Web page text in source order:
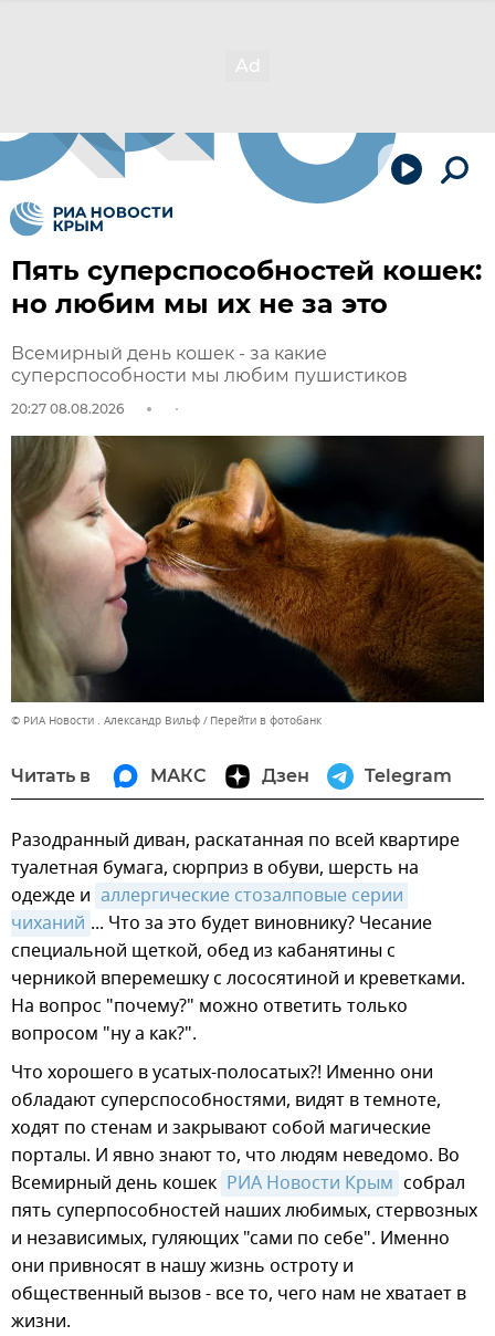
Пять суперспособностей кошек:
но любим мы их не за это
Всемирный день кошек - за какие
суперспособности мы любим пушистиков
20:27 08.08.2026
© РИА Новости . Александр Вильф Перейти в фотобанк
Читать в МАКС Дзен Telegram
Разодранный диван, раскатанная по всей квартире
туалетная бумага, сюрприз в обуви, шерсть на
одежде и аллергические стозалповые серии
чиханий ... Что за это будет виновнику? Чесание
специальной щеткой, обед из кабанятины с
черникой вперемешку с лососятиной и креветками.
На вопрос "почему?" можно ответить только
вопросом "ну а как?".
Что хорошего в усатых-полосатых?! Именно они
обладают суперспособностями, видят в темноте,
ходят по стенам и закрывают собой магические
порталы. И явно знают то, что людям неведомо. Во
Всемирный день кошек РИА Новости Крым собрал
пять суперпособностей наших любимых, стервозных
и независимых, гуляющих "сами по себе". Именно
они привносят в нашу жизнь остроту и
общественный вызов - все то, чего нам не хватает в
жизни.